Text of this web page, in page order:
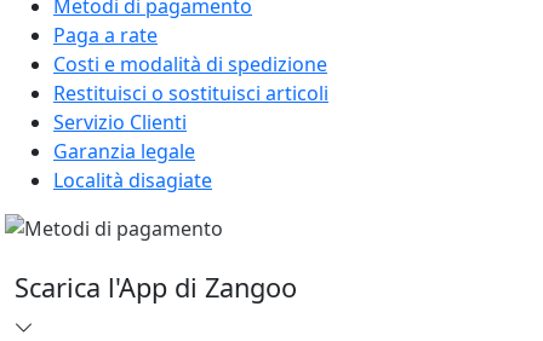
Metodi di pagamento
Paga a rate
Costi e modalità di spedizione
Restituisci o sostituisci articoli
Servizio Clienti
Garanzia legale
Località disagiate
Scarica l'App di Zangoo